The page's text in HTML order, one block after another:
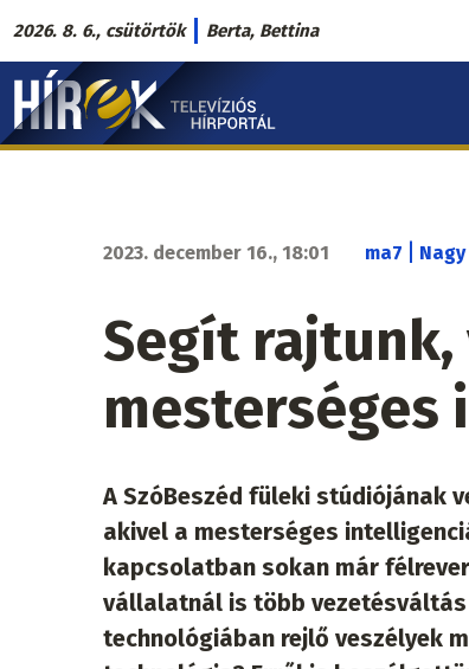
Ugrás
a
tartalomra
2026. 8. 6., csütörtök Berta, Bettina
Hírek.sk
fő
2023. december 16., 18:01 ma7
Segít rajtunk,
mesterséges
A SzóBeszéd füleki stúdiójának
akivel a mesterséges
kapcsolatban sokan már
vállalatnál is több
technológiában rejlő veszélyek